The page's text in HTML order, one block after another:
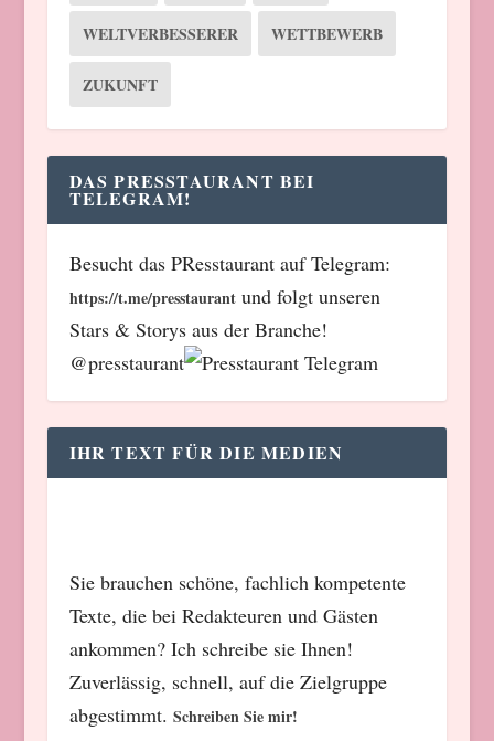
WELTVERBESSERER WETTBEWERB
ZUKUNFT
DAS PRESSTAURANT BEI
TELEGRAM!
Besucht das PResstaurant auf Telegram:
https://t.me/presstaurantund folgt unseren
Stars & Storys aus der Branche!
@presstaurant
IHR TEXT FÜR DIE MEDIEN
Sie brauchen schöne, fachlich kompetente
Texte, die bei Redakteuren und Gästen
ankommen? Ich schreibe sie Ihnen!
Zuverlässig, schnell, auf die Zielgruppe
abgestimmt. Schreiben Sie mir!